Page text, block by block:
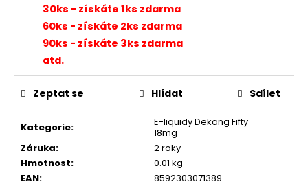
30ks - získáte 1ks zdarma
60ks - získáte 2ks zdarma
90ks - získáte 3ks zdarma
atd.
Kategorie:
E-liquidy Dekang Fifty
18mg
Záruka:
2 roky
Hmotnost:
0.01 kg
EAN: 8592303071389
Zeptat se Hlídat Sdílet
u
č
e
m
e